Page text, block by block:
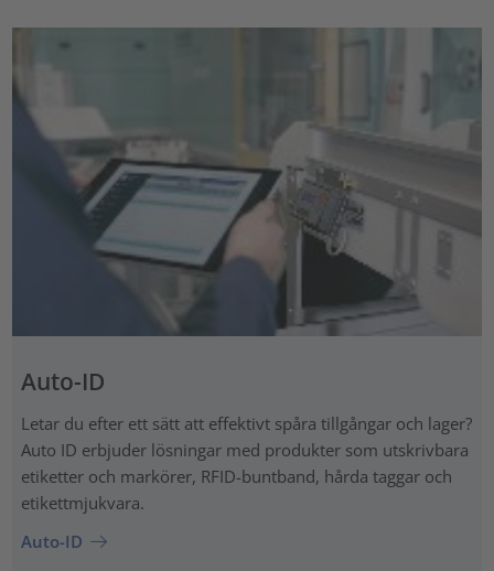
Auto-ID
Letar du efter ett sätt att effektivt spåra tillgångar och lager?
Auto ID erbjuder lösningar med produkter som utskrivbara
etiketter och markörer, RFID-buntband, hårda taggar och
etikettmjukvara.
Auto-ID